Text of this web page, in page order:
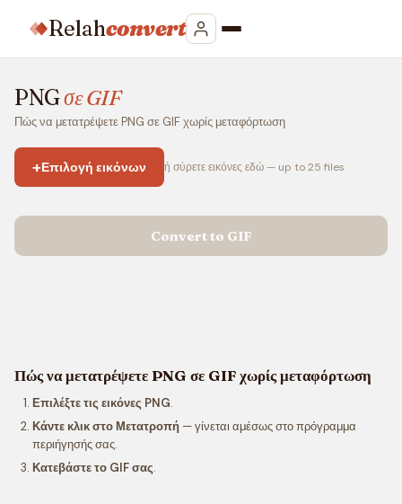
Relahconvert
PNGσε GIF
Πώς να μετατρέψετε PNG σε GIF χωρίς μεταφόρτωση
+Επιλογή εικόνων ή σύρετε εικόνες εδώ — up to 25 files
Convert to GIF
Πώς να μετατρέψετε PNG σε GIF χωρίς μεταφόρτωση
Επιλέξτε τις εικόνες PNG.
Κάντε κλικ στο Μετατροπή — γίνεται αμέσως στο πρόγραμμα
περιήγησής σας.
Κατεβάστε το GIF σας.